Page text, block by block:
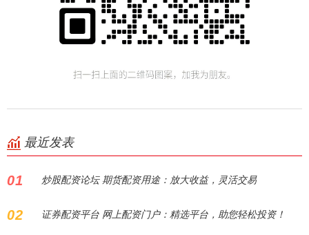
最近发表
01 炒股配资论坛 期货配资用途：放大收益，灵活交易
02 证券配资平台 网上配资门户：精选平台，助您轻松投资！